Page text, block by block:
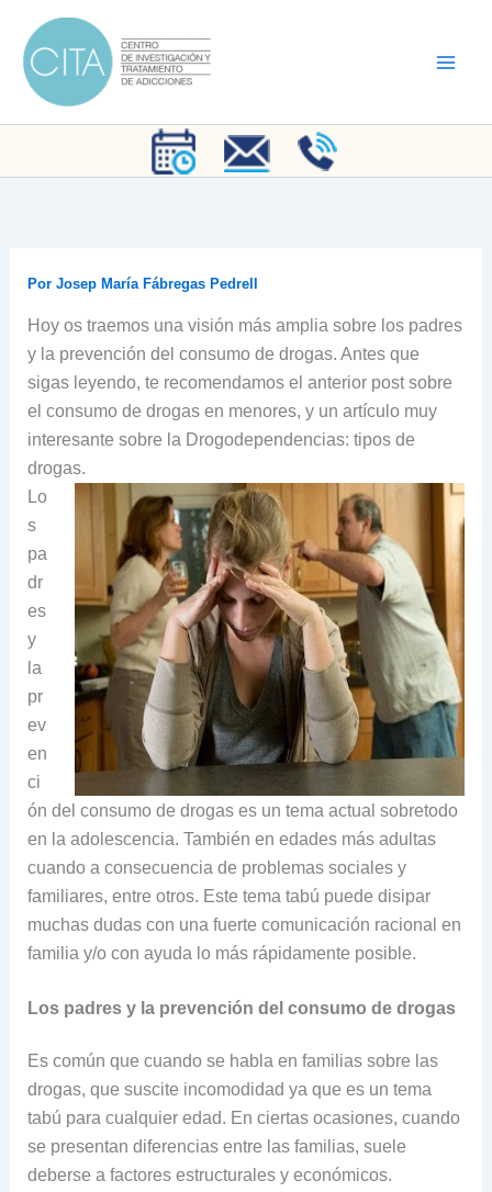
contenido
Por Josep María Fábregas Pedrell
Hoy os traemos una visión más amplia sobre los padres
y la prevención del consumo de drogas. Antes que
sigas leyendo, te recomendamos el anterior post sobre
el consumo de drogas en menores, y un artículo muy
interesante sobre la Drogodependencias: tipos de
drogas.
Lo
s
pa
dr
es
y
la
pr
ev
en
ci
ón del consumo de drogas es un tema actual sobretodo
en la adolescencia. También en edades más adultas
cuando a consecuencia de problemas sociales y
familiares, entre otros. Este tema tabú puede disipar
muchas dudas con una fuerte comunicación racional en
familia y/o con ayuda lo más rápidamente posible.
Los padres y la prevención del consumo de drogas
Es común que cuando se habla en familias sobre las
drogas, que suscite incomodidad ya que es un tema
tabú para cualquier edad. En ciertas ocasiones, cuando
se presentan diferencias entre las familias, suele
deberse a factores estructurales y económicos.